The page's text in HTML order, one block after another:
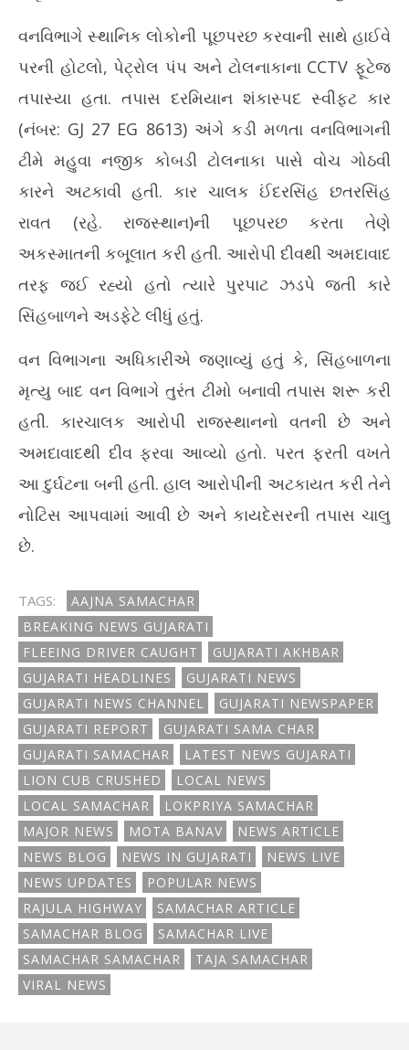
વનવિભાગે સ્થાનિક લોકોની પૂછપરછ કરવાની સાથે હાઈવે
પરની હોટલો, પેટ્રોલ પંપ અને ટોલનાકાના CCTV ફૂટેજ
તપાસ્યા હતા. તપાસ દરમિયાન શંકાસ્પદ સ્વીફ્ટ કાર
(નંબર: GJ 27 EG 8613) અંગે કડી મળતા વનવિભાગની
ટીમે મહુવા નજીક કોબડી ટોલનાકા પાસે વોચ ગોઠવી
કારને અટકાવી હતી. કાર ચાલક ઈંદરસિંહ છતરસિંહ
રાવત (રહે. રાજસ્થાન)ની પૂછપરછ કરતા તેણે
અકસ્માતની કબૂલાત કરી હતી. આરોપી દીવથી અમદાવાદ
તરફ જઈ રહ્યો હતો ત્યારે પુરપાટ ઝડપે જતી કારે
સિંહબાળને અડફેટે લીધું હતું.
વન વિભાગના અધિકારીએ જણાવ્યું હતું કે, સિંહબાળના
મૃત્યુ બાદ વન વિભાગે તુરંત ટીમો બનાવી તપાસ શરૂ કરી
હતી. કારચાલક આરોપી રાજસ્થાનનો વતની છે અને
અમદાવાદથી દીવ ફરવા આવ્યો હતો. પરત ફરતી વખતે
આ દુર્ઘટના બની હતી. હાલ આરોપીની અટકાયત કરી તેને
નોટિસ આપવામાં આવી છે અને કાયદેસરની તપાસ ચાલુ
છે.
TAGS:
AAJNA SAMACHAR
BREAKING NEWS GUJARATI
FLEEING DRIVER CAUGHT
GUJARATI AKHBAR
GUJARATI HEADLINES
GUJARATI NEWS
GUJARATI NEWS CHANNEL
GUJARATI NEWSPAPER
GUJARATI REPORT
GUJARATI SAMA CHAR
GUJARATI SAMACHAR
LATEST NEWS GUJARATI
LION CUB CRUSHED
LOCAL NEWS
LOCAL SAMACHAR
LOKPRIYA SAMACHAR
MAJOR NEWS
MOTA BANAV
NEWS ARTICLE
NEWS BLOG
NEWS IN GUJARATI
NEWS LIVE
NEWS UPDATES
POPULAR NEWS
RAJULA HIGHWAY
SAMACHAR ARTICLE
SAMACHAR BLOG
SAMACHAR LIVE
SAMACHAR SAMACHAR
TAJA SAMACHAR
VIRAL NEWS